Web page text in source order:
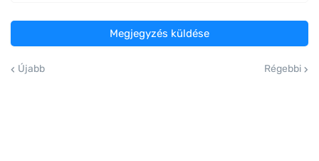
Megjegyzés küldése
Újabb Régebbi